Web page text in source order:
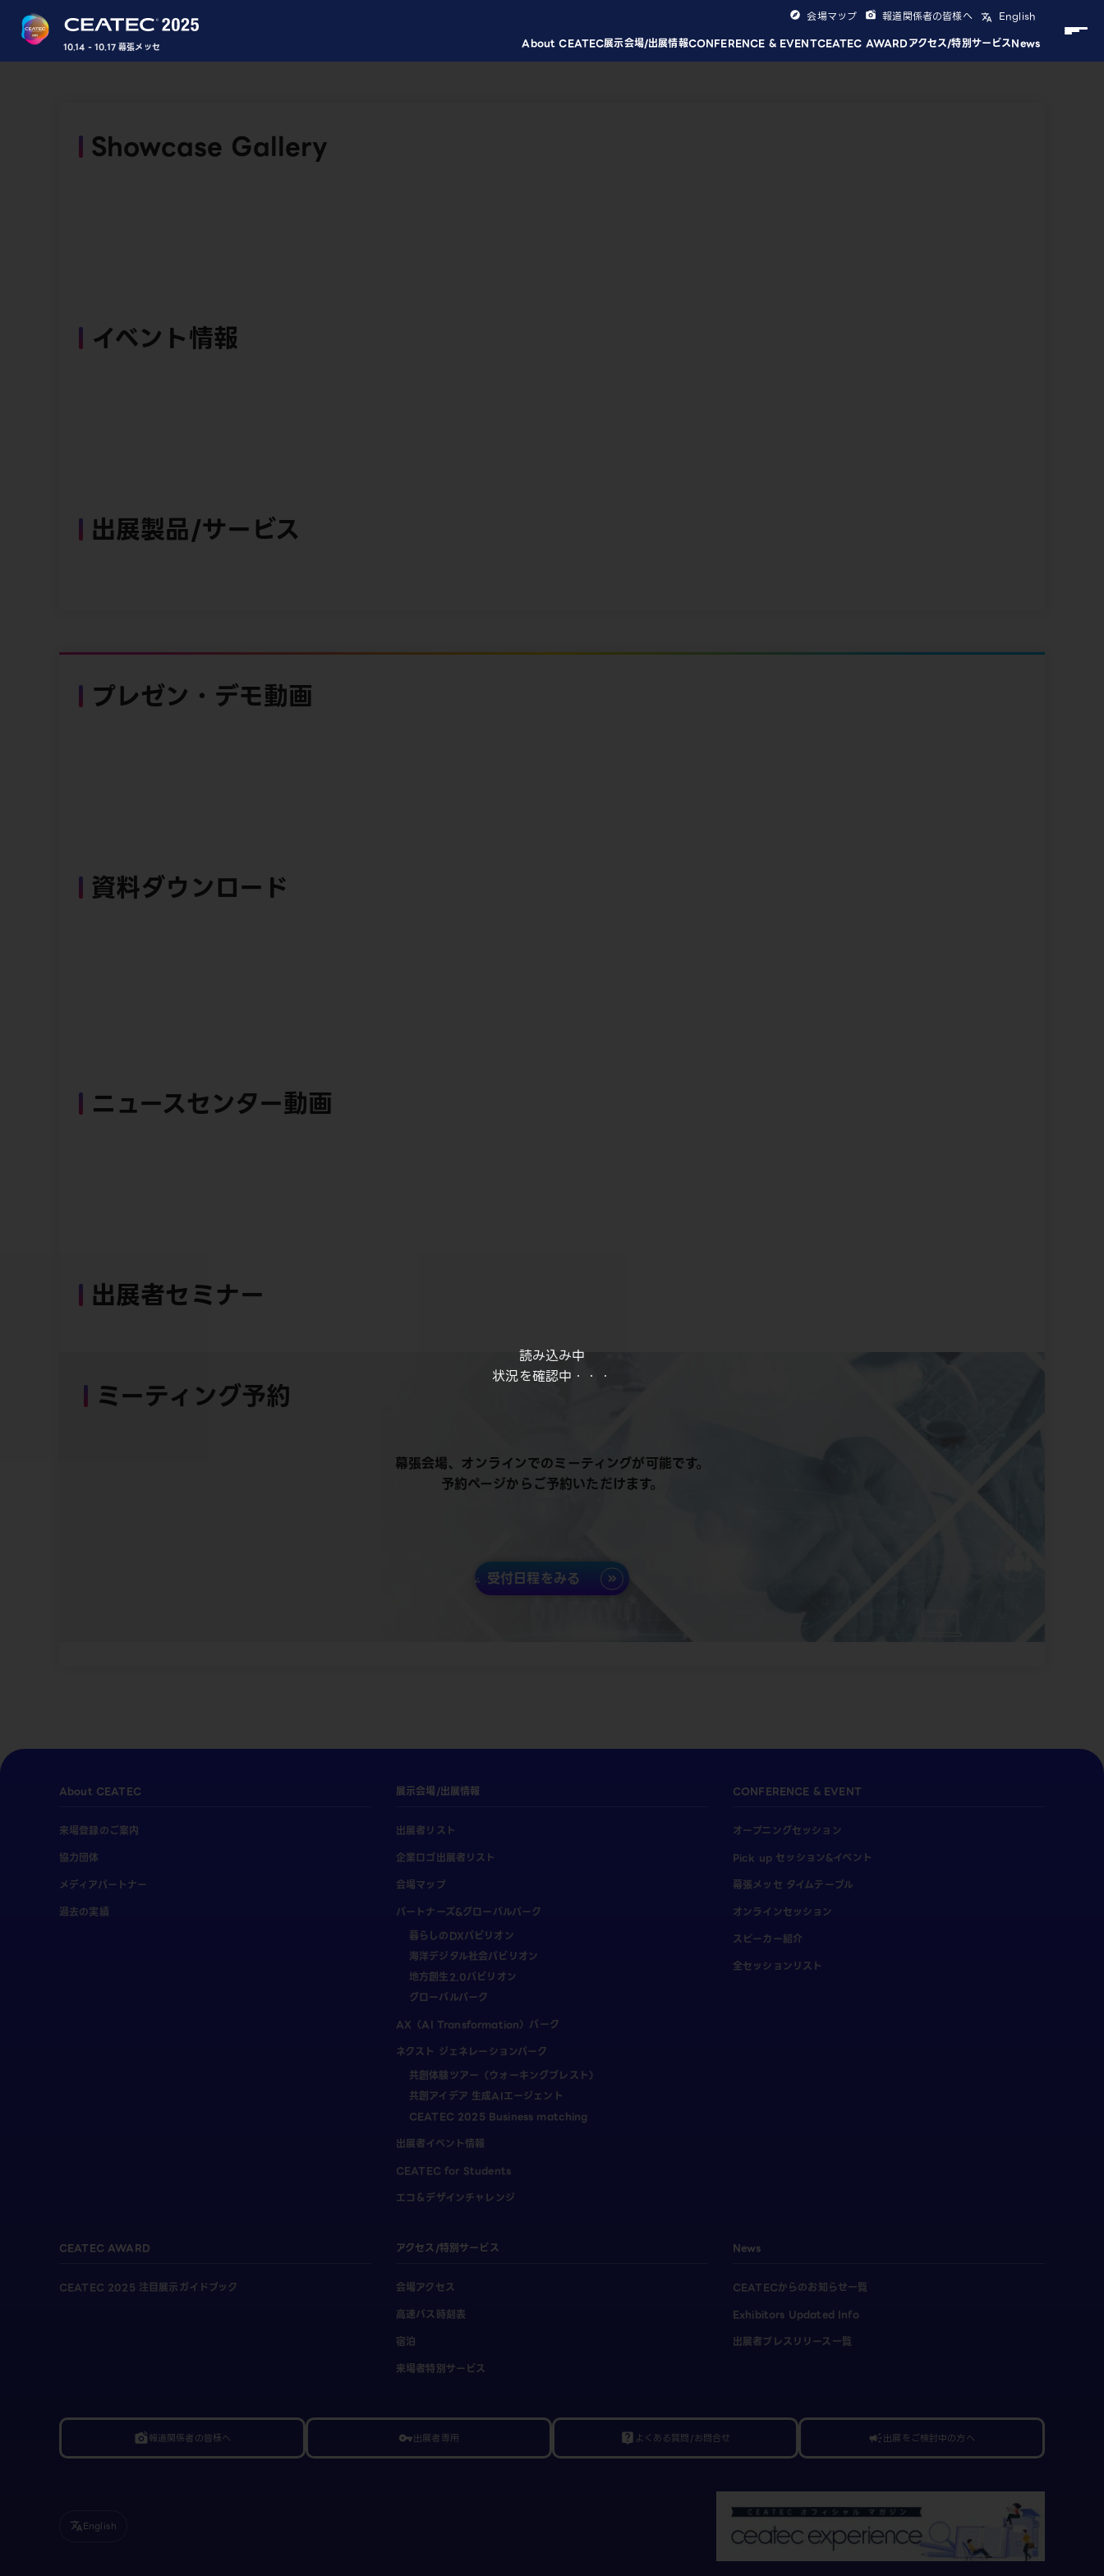
読み込み中
状況を確認中・・・
10.14 - 10.17 幕張メッセ About CEATEC展示会場/出展情報CONFERENCE & EVENTCEATEC AWARDアクセス/特別サービスNews
会場マップ 報道関係者の皆様へ English
Showcase Gallery
イベント情報
出展製品/サービス
プレゼン・デモ動画
資料ダウンロード
ニュースセンター動画
出展者セミナー
ミーティング予約
幕張会場、オンラインでのミーティングが可能です。
予約ページからご予約いただけます。
受付日程をみる
About CEATEC
来場登録のご案内
協力団体
メディアパートナー
過去の実績
展示会場/出展情報
出展者リスト
企業ロゴ出展者リスト
会場マップ
パートナーズ&グローバルパーク
暮らしのDXパビリオン
海洋デジタル社会パビリオン
地方創生2.0パビリオン
グローバルパーク
AX（AI Transformation）パーク
ネクスト ジェネレーションパーク
共創体験ツアー（ウォーキングブレスト）
共創アイデア 生成AIエージェント
CEATEC 2025 Business matching
出展者イベント情報
CEATEC for Students
エコ＆デザインチャレンジ
CONFERENCE & EVENT
オープニングセッション
Pick up セッション&イベント
幕張メッセ タイムテーブル
オンラインセッション
スピーカー紹介
全セッションリスト
CEATEC AWARD
CEATEC 2025 注目展示ガイドブック
アクセス/特別サービス
会場アクセス
高速バス時刻表
宿泊
来場者特別サービス
News
CEATECからのお知らせ一覧
Exhibitors Updated Info
出展者プレスリリース一覧
linked_camera報道関係者の皆様へ vpn_key出展者専用 live_help よくある質問/お問合せ campaign出展をご検討中の方へ
translateEnglish